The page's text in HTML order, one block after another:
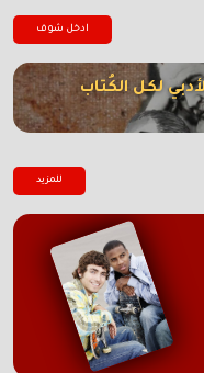
ادخل شوف
لكل الكُتاب
للمزيد